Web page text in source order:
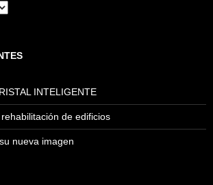
INTELIGENTE
de edificios
nueva imagen